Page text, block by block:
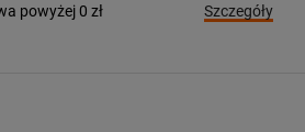
powyżej 0 zł
Szczegóły